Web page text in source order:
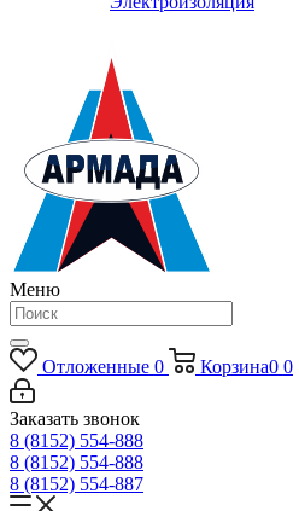
Меню
Отложенные 0 Корзина0 0
Заказать звонок
8 (8152) 554-888
8 (8152) 554-888
8 (8152) 554-887